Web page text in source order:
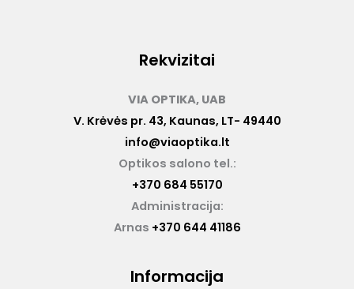
Rekvizitai
VIA OPTIKA, UAB
V. Krėvės pr. 43, Kaunas, LT- 49440
info@viaoptika.lt
Optikos salono tel.:
+370 684 55170
Administracija:
Arnas +370 644 41186
Informacija